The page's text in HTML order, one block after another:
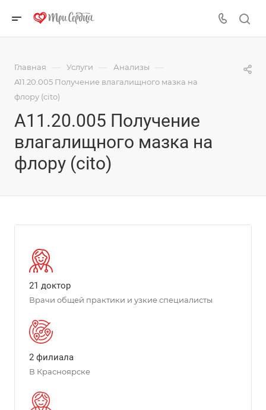
Главная — Услуги — Анализы —
A11.20.005 Получение влагалищного мазка на
флору (cito)
A11.20.005 Получение
влагалищного мазка на
флору (cito)
21 доктор
Врачи общей практики и узкие специалисты
2 филиала
В Красноярске